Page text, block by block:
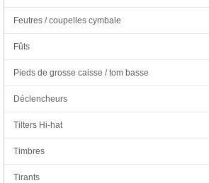
Feutres / coupelles cymbale
Fûts
Pieds de grosse caisse / tom basse
Déclencheurs
Tilters Hi-hat
Timbres
Tirants